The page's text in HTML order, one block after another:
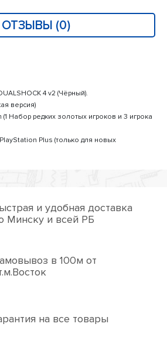
ОТЗЫВЫ (0)
4 v2 (Чёрный).
версия)
(1 Набор редких золотых игроков и 3 игрока
Plus (только для новых
и удобная доставка
Минску и всей РБ
в 100м от
на все товары